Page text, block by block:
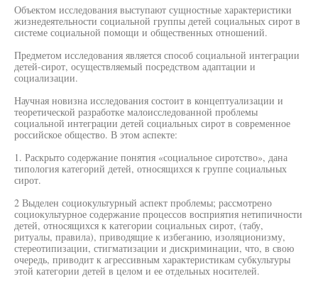
Объектом исследования выступают сущностные характеристики
жизнедеятельности социальной группы детей социальных сирот в
системе социальной помощи и общественных отношений.
Предметом исследования является способ социальной интеграции
детей-сирот, осуществляемый посредством адаптации и
социализации.
Научная новизна исследования состоит в концептуализации и
теоретической разработке малоисследованной проблемы
социальной интеграции детей социальных сирот в современное
российское общество. В этом аспекте:
1. Раскрыто содержание понятия «социальное сиротство», дана
типология категорий детей, относящихся к группе социальных
сирот.
2 Выделен социокультурный аспект проблемы; рассмотрено
социокультурное содержание процессов восприятия нетипичности
детей, относящихся к категории социальных сирот, (табу,
ритуалы, правила), приводящие к избеганию, изоляционизму,
стереотипизации, стигматизации и дискриминации, что, в свою
очередь, приводит к агрессивным характеристикам субкультуры
этой категории детей в целом и ее отдельных носителей.